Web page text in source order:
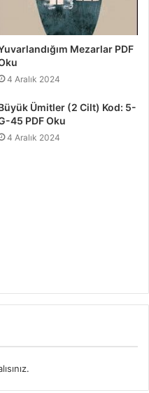
Mezarlar PDF
4 Aralık 2024
Ümitler (2 Cilt) Kod: 5-
45 PDF Oku
4 Aralık 2024
.